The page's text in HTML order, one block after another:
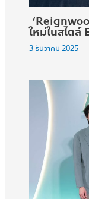
ใหม่ในสไตล์
3 ธันวาคม 2025